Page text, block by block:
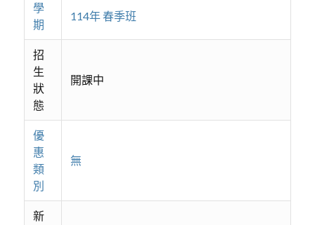
學
期
114年 春季班
招
生
狀
態
開課中
優
惠
類
別
無
新